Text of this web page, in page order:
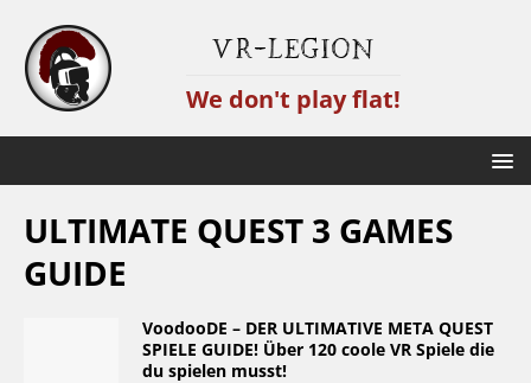
VR-Legion
We don't play flat!
ULTIMATE QUEST 3 GAMES
GUIDE
VoodooDE – DER ULTIMATIVE META QUEST
SPIELE GUIDE! Über 120 coole VR Spiele die
du spielen musst!